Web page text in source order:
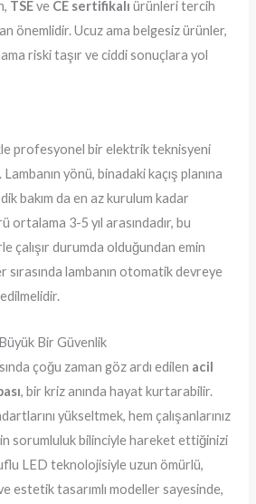
TSEve CE sertifikalı ürünleri tercih
önemlidir. Ucuz ama belgesiz ürünler,
riski taşır ve ciddi sonuçlara yol
profesyonel bir elektrik teknisyeni
Lambanın yönü, binadaki kaçış planına
bakım da en az kurulum kadar
ortalama 3-5 yıl arasındadır, bu
çalışır durumda olduğundan emin
sırasında lambanın otomatik devreye
Bir Güvenlik
çoğu zaman göz ardı edilen acil
, bir kriz anında hayat kurtarabilir.
yükseltmek, hem çalışanlarınız
sorumluluk bilinciyle hareket ettiğinizi
LED teknolojisiyle uzun ömürlü,
estetik tasarımlı modeller sayesinde,